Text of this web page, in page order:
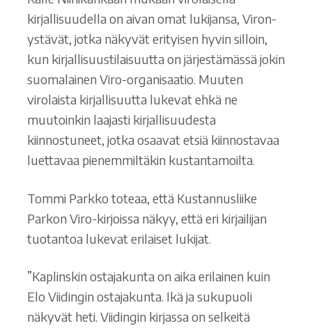
kirjallisuudella on aivan omat lukijansa, Viron-
ystävät, jotka näkyvät erityisen hyvin silloin,
kun kirjallisuustilaisuutta on järjestämässä jokin
suomalainen Viro-organisaatio. Muuten
virolaista kirjallisuutta lukevat ehkä ne
muutoinkin laajasti kirjallisuudesta
kiinnostuneet, jotka osaavat etsiä kiinnostavaa
luettavaa pienemmiltäkin kustantamoilta.
Tommi Parkko toteaa, että Kustannusliike
Parkon Viro-kirjoissa näkyy, että eri kirjailijan
tuotantoa lukevat erilaiset lukijat.
”Kaplinskin ostajakunta on aika erilainen kuin
Elo Viidingin ostajakunta. Ikä ja sukupuoli
näkyvät heti. Viidingin kirjassa on selkeitä